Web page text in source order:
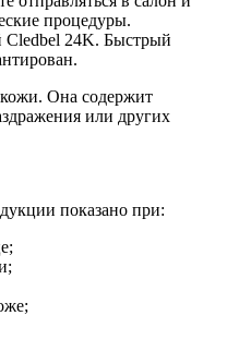
процедуры.
Cledbel 24K. Быстрый
Она содержит
или других
показано при: